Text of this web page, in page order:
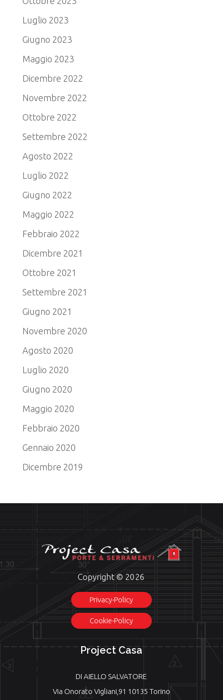
Luglio 2023
Giugno 2023
Maggio 2023
Dicembre 2022
Novembre 2022
Ottobre 2022
Settembre 2022
Agosto 2022
Luglio 2022
Giugno 2022
Maggio 2022
Febbraio 2022
Dicembre 2021
Ottobre 2021
Settembre 2021
Giugno 2021
Novembre 2020
Agosto 2020
Luglio 2020
Giugno 2020
Maggio 2020
Febbraio 2020
Gennaio 2020
Dicembre 2019
Copyright © 2026
Privacy-Policy
Cookie-Policy
Project Casa
DI AIELLO SALVATORE
Via Onorato Vigliani,91 10135 Torino